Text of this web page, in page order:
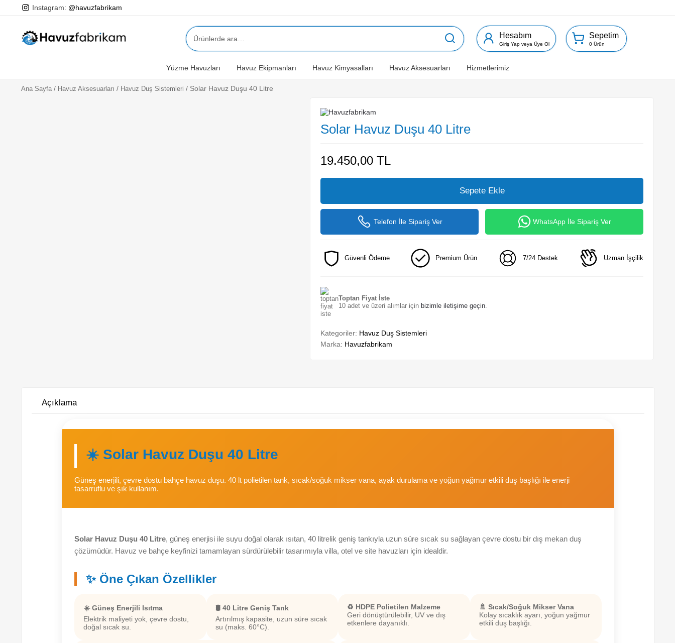
Instagram: @havuzfabrikam
Ara:
Hesabım
Giriş Yap veya Üye Ol
Sepetim
0 Ürün
Yüzme Havuzları Havuz Ekipmanları Havuz Kimyasalları Havuz Aksesuarları Hizmetlerimiz
Ana Sayfa / Havuz Aksesuarları / Havuz Duş Sistemleri / Solar Havuz Duşu 40 Litre
Solar Havuz Duşu 40 Litre
19.450,00TL
Sepete Ekle
Telefon İle Sipariş Ver WhatsApp İle Sipariş Ver
Güvenli Ödeme Premium Ürün 7/24 Destek Uzman İşçilik
Toptan Fiyat İste
10 adet ve üzeri alımlar için bizimle iletişime geçin.
Kategoriler: Havuz Duş Sistemleri
Marka: Havuzfabrikam
Açıklama
☀️ Solar Havuz Duşu 40 Litre
Güneş enerjili, çevre dostu bahçe havuz duşu. 40 lt polietilen tank, sıcak/soğuk mikser vana, ayak durulama ve yoğun yağmur etkili duş başlığı ile enerji
tasarruflu ve şık kullanım.
Solar Havuz Duşu 40 Litre, güneş enerjisi ile suyu doğal olarak ısıtan, 40 litrelik geniş tankıyla uzun süre sıcak su sağlayan çevre dostu bir dış mekan duş
çözümüdür. Havuz ve bahçe keyfinizi tamamlayan sürdürülebilir tasarımıyla villa, otel ve site havuzları için idealdir.
✨ Öne Çıkan Özellikler
☀️ Güneş Enerjili Isıtma
Elektrik maliyeti yok, çevre dostu,
doğal sıcak su.
🛢️ 40 Litre Geniş Tank
Artırılmış kapasite, uzun süre sıcak
su (maks. 60°C).
♻️ HDPE Polietilen Malzeme
Geri dönüştürülebilir, UV ve dış
etkenlere dayanıklı.
🚿 Sıcak/Soğuk Mikser Vana
Kolay sıcaklık ayarı, yoğun yağmur
etkili duş başlığı.